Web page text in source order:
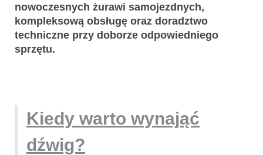
nowoczesnych żurawi samojezdnych,
kompleksową obsługę oraz doradztwo
techniczne przy doborze odpowiedniego
sprzętu.
Kiedy warto wynająć
dźwig?